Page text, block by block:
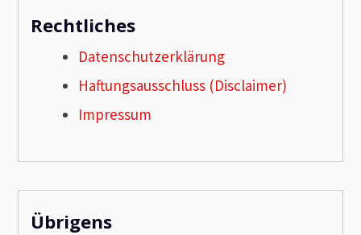
Rechtliches
Datenschutzerklärung
Haftungsausschluss (Disclaimer)
Impressum
Übrigens